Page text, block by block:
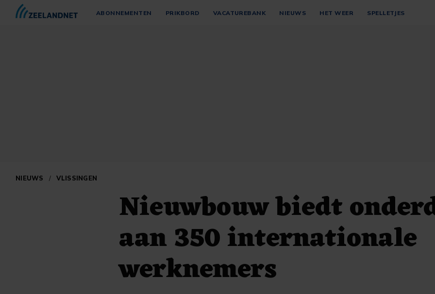
ABONNEMENTEN PRIKBORD VACATUREBANK NIEUWS HET WEER SPELLETJES
NIEUWS / VLISSINGEN
Nieuwbouw biedt
aan 350 internationale
werknemers